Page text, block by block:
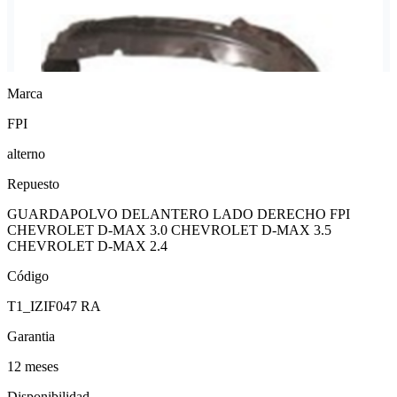
Marca
FPI
alterno
Repuesto
GUARDAPOLVO DELANTERO LADO DERECHO FPI
CHEVROLET D-MAX 3.0 CHEVROLET D-MAX 3.5
CHEVROLET D-MAX 2.4
Código
T1_IZIF047 RA
Garantia
12 meses